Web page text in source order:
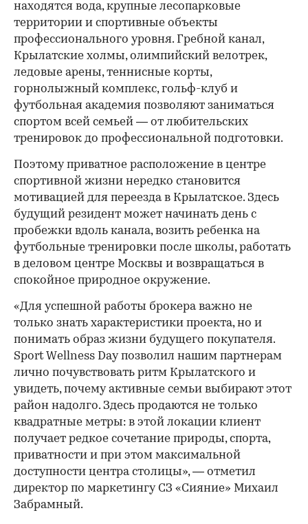
находятся вода, крупные лесопарковые
территории и спортивные объекты
профессионального уровня. Гребной канал,
Крылатские холмы, олимпийский велотрек,
ледовые арены, теннисные корты,
горнолыжный комплекс, гольф-клуб и
футбольная академия позволяют заниматься
спортом всей семьей — от любительских
тренировок до профессиональной подготовки.
Поэтому приватное расположение в центре
спортивной жизни нередко становится
мотивацией для переезда в Крылатское. Здесь
будущий резидент может начинать день с
пробежки вдоль канала, возить ребенка на
футбольные тренировки после школы, работать
в деловом центре Москвы и возвращаться в
спокойное природное окружение.
«Для успешной работы брокера важно не
только знать характеристики проекта, но и
понимать образ жизни будущего покупателя.
Sport Wellness Day позволил нашим партнерам
лично почувствовать ритм Крылатского и
увидеть, почему активные семьи выбирают этот
район надолго. Здесь продаются не только
квадратные метры: в этой локации клиент
получает редкое сочетание природы, спорта,
приватности и при этом максимальной
доступности центра столицы», — отметил
директор по маркетингу СЗ «Сияние» Михаил
Забрамный.